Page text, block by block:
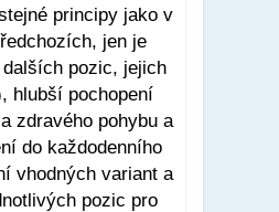
principy jako v
jen je
pozic, jejich
hlubší pochopení
zdravého pohybu a
do každodenního
vhodných variant a
pozic pro